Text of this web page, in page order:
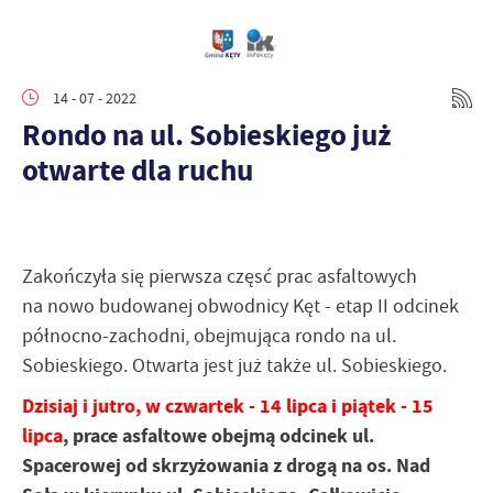
14 - 07 - 2022
Rondo na ul. Sobieskiego już
otwarte dla ruchu
Zakończyła się pierwsza częsć prac asfaltowych
na nowo budowanej obwodnicy Kęt - etap II odcinek
północno-zachodni, obejmująca rondo na ul.
Sobieskiego. Otwarta jest już także ul. Sobieskiego.
Dzisiaj i jutro, w czwartek - 14 lipca i piątek - 15
lipca, prace asfaltowe obejmą odcinek ul.
Spacerowej od skrzyżowania z drogą na os. Nad